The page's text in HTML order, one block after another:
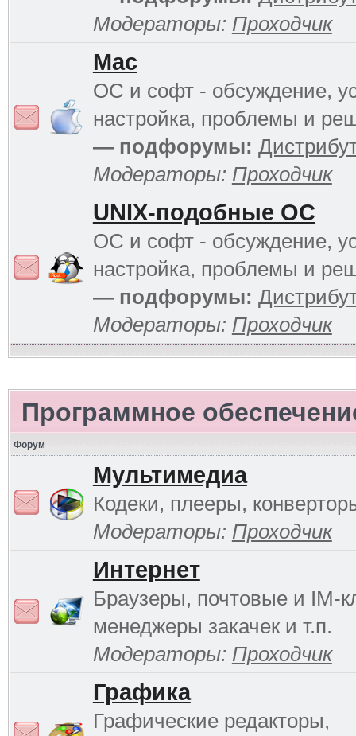
Модераторы: Проходчик
Mac
ОС и софт - обсуждение,
настройка, проблемы и
— подфорумы:
Модераторы: Проходчик
UNIX-подобные ОС
ОС и софт - обсуждение,
настройка, проблемы и
— подфорумы:
Модераторы: Проходчик
Программное
Форум
Мультимедиа
Кодеки, плееры,
Модераторы: Проходчик
Интернет
Браузеры, почтовые и IM-
менеджеры закачек и т.п.
Модераторы: Проходчик
Графика
Графические редакторы,